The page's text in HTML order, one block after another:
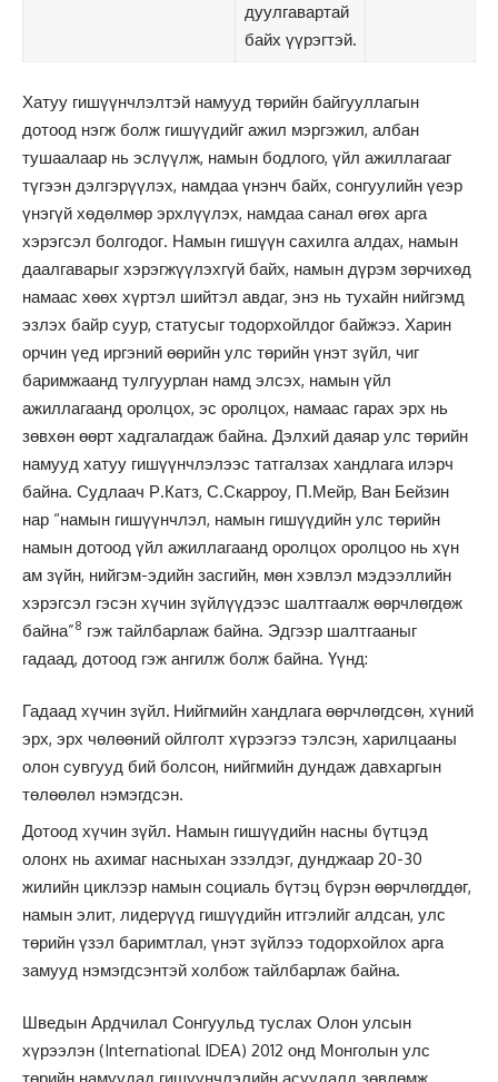
дуулгавартай
байх үүрэгтэй.
Хатуу гишүүнчлэлтэй намууд төрийн байгууллагын
дотоод нэгж болж гишүүдийг ажил мэргэжил, албан
тушаалаар нь эслүүлж, намын бодлого, үйл ажиллагааг
түгээн дэлгэрүүлэх, намдаа үнэнч байх, сонгуулийн үеэр
үнэгүй хөдөлмөр эрхлүүлэх, намдаа санал өгөх арга
хэрэгсэл болгодог. Намын гишүүн сахилга алдах, намын
даалгаварыг хэрэгжүүлэхгүй байх, намын дүрэм зөрчихөд
намаас хөөх хүртэл шийтэл авдаг, энэ нь тухайн нийгэмд
эзлэх байр суур, статусыг тодорхойлдог байжээ. Харин
орчин үед иргэний өөрийн улс төрийн үнэт зүйл, чиг
баримжаанд тулгуурлан намд элсэх, намын үйл
ажиллагаанд оролцох, эс оролцох, намаас гарах эрх нь
зөвхөн өөрт хадгалагдаж байна. Дэлхий даяар улс төрийн
намууд хатуу гишүүнчлэлээс татгалзах хандлага илэрч
байна. Судлаач Р.Катз, С.Скарроу, П.Мейр, Ван Бейзин
нар “намын гишүүнчлэл, намын гишүүдийн улс төрийн
намын дотоод үйл ажиллагаанд оролцох оролцоо нь хүн
ам зүйн, нийгэм-эдийн засгийн, мөн хэвлэл мэдээллийн
хэрэгсэл гэсэн хүчин зүйлүүдээс шалтгаалж өөрчлөгдөж
байна”8 гэж тайлбарлаж байна. Эдгээр шалтгааныг
гадаад, дотоод гэж ангилж болж байна. Үүнд:
Гадаад хүчин зүйл. Нийгмийн хандлага өөрчлөгдсөн, хүний
эрх, эрх чөлөөний ойлголт хүрээгээ тэлсэн, харилцааны
олон сувгууд бий болсон, нийгмийн дундаж давхаргын
төлөөлөл нэмэгдсэн.
Дотоод хүчин зүйл. Намын гишүүдийн насны бүтцэд
олонх нь ахимаг насныхан эзэлдэг, дунджаар 20-30
жилийн циклээр намын социаль бүтэц бүрэн өөрчлөгддөг,
намын элит, лидерүүд гишүүдийн итгэлийг алдсан, улс
төрийн үзэл баримтлал, үнэт зүйлээ тодорхойлох арга
замууд нэмэгдсэнтэй холбож тайлбарлаж байна.
Шведын Ардчилал Сонгуульд туслах Олон улсын
хүрээлэн (International IDEA) 2012 онд Монголын улс